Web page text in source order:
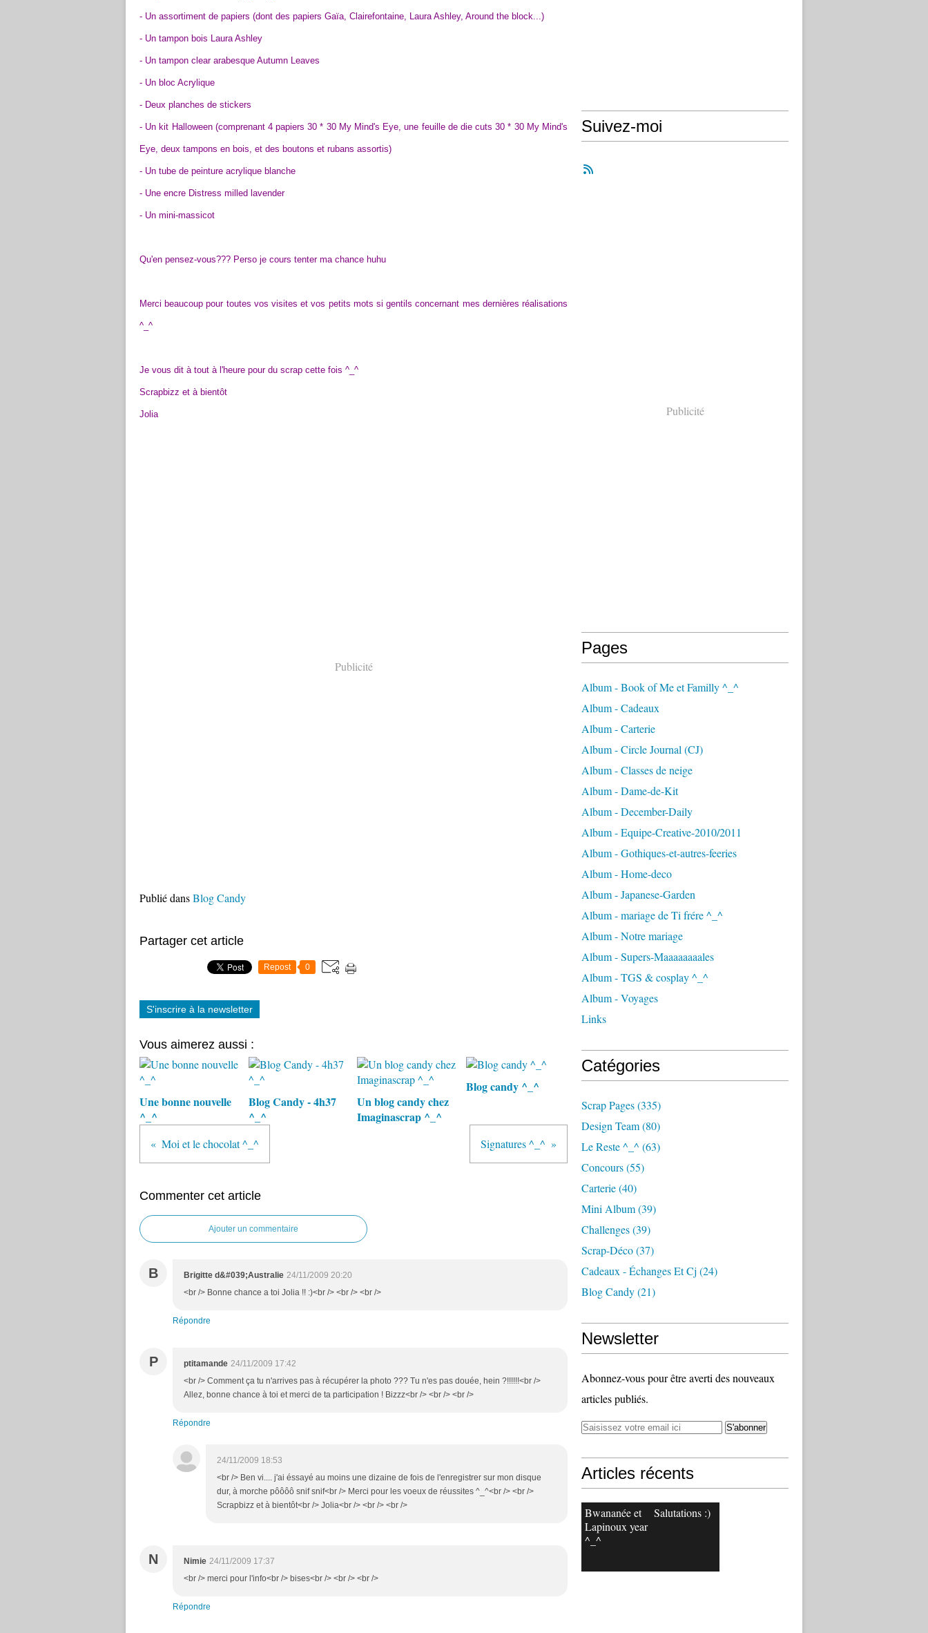
- Un assortiment de papiers (dont des papiers Gaïa, Clairefontaine, Laura Ashley, Around the block...)
- Un tampon bois Laura Ashley
- Un tampon clear arabesque Autumn Leaves
- Un bloc Acrylique
- Deux planches de stickers
- Un kit Halloween (comprenant 4 papiers 30 * 30 My Mind's Eye, une feuille de die cuts 30 * 30 My Mind's
Eye, deux tampons en bois, et des boutons et rubans assortis)
- Un tube de peinture acrylique blanche
- Une encre Distress milled lavender
- Un mini-massicot
Qu'en pensez-vous??? Perso je cours tenter ma chance huhu
Merci beaucoup pour toutes vos visites et vos petits mots si gentils concernant mes dernières réalisations
^_^
Je vous dit à tout à l'heure pour du scrap cette fois ^_^
Scrapbizz et à bientôt
Jolia
Publicité
Publié dansBlog Candy
Partager cet article
Repost 0
S'inscrire à la newsletter
Vous aimerez aussi :
Une bonne nouvelle
^_^
Blog Candy - 4h37
^_^
Un blog candy chez
Imaginascrap ^_^
Blog candy ^_^
Moi et le chocolat ^_^ Signatures ^_^
Commenter cet article
Ajouter un commentaire
B Brigitte d&#039;Australie 24/11/2009 20:20
<br /> Bonne chance a toi Jolia !! :)<br /> <br /> <br />
Répondre
P ptitamande 24/11/2009 17:42
<br /> Comment ça tu n'arrives pas à récupérer la photo ??? Tu n'es pas douée, hein ?!!!!!!<br />
Allez, bonne chance à toi et merci de ta participation ! Bizzz<br /> <br /> <br />
Répondre
24/11/2009 18:53
<br /> Ben vi.... j'ai éssayé au moins une dizaine de fois de l'enregistrer sur mon disque
dur, à morche pôôôô snif snif<br /> Merci pour les voeux de réussites ^_^<br /> <br />
Scrapbizz et à bientôt<br /> Jolia<br /> <br /> <br />
N Nimie 24/11/2009 17:37
<br /> merci pour l'info<br /> bises<br /> <br /> <br />
Répondre
Suivez-moi
Publicité
Pages
Album - Book of Me et Familly ^_^
Album - Cadeaux
Album - Carterie
Album - Circle Journal (CJ)
Album - Classes de neige
Album - Dame-de-Kit
Album - December-Daily
Album - Equipe-Creative-2010/2011
Album - Gothiques-et-autres-feeries
Album - Home-deco
Album - Japanese-Garden
Album - mariage de Ti frére ^_^
Album - Notre mariage
Album - Supers-Maaaaaaaales
Album - TGS & cosplay ^_^
Album - Voyages
Links
Catégories
Scrap Pages(335)
Design Team(80)
Le Reste ^_^ (63)
Concours(55)
Carterie(40)
Mini Album(39)
Challenges(39)
Scrap-Déco(37)
Cadeaux - Échanges Et Cj (24)
Blog Candy(21)
Newsletter
Abonnez-vous pour être averti des nouveaux
articles publiés.
Articles récents
Bwananée et
Lapinoux year
^_^
Salutations :)